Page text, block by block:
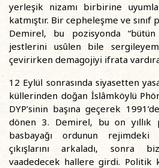
yerleşik nizamı birbirine
katmıştır. Bir cepheleşme ve sınıf
Demirel, bu pozisyonda “bütün
jestlerini usûlen bile
çevirirken demagojiyi ifrata
12 Eylül sonrasında siyasetten
küllerinden doğan İslâmköylü
DYP’sinin başına geçerek
dönen 3. Demirel, bu on yıllık
basbayağı ordunun rejimdeki
çıkışlarını arkaladı, sonra
vaadedecek hallere girdi. Politik